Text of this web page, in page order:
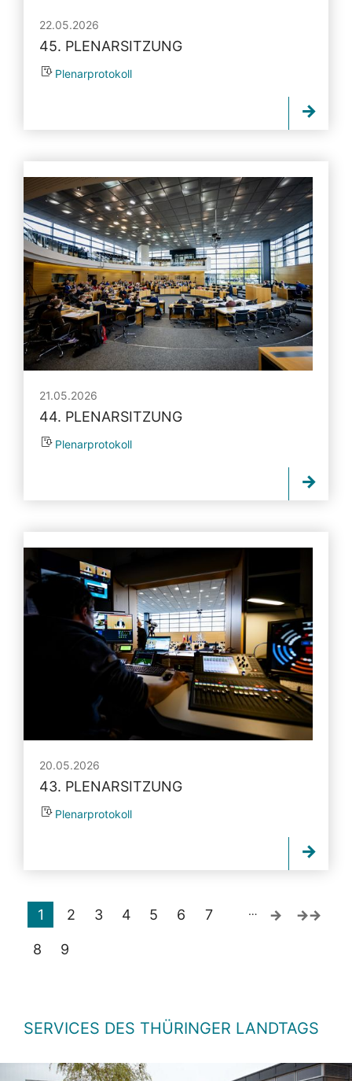
22.05.2026
45. PLENARSITZUNG
Plenarprotokoll
21.05.2026
44. PLENARSITZUNG
Plenarprotokoll
20.05.2026
43. PLENARSITZUNG
Plenarprotokoll
1 2 3 4 5 6 7
8 9
…
SERVICES DES THÜRINGER LANDTAGS